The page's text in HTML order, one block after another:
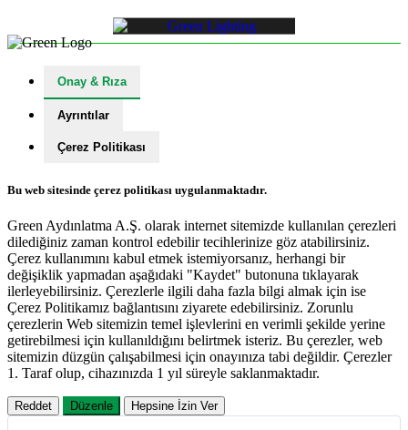
Onay & Rıza
Ayrıntılar
Çerez Politikası
Bu web sitesinde çerez politikası uygulanmaktadır.
Green Aydınlatma A.Ş. olarak internet sitemizde kullanılan çerezleri
dilediğiniz zaman kontrol edebilir tecihlerinize göz atabilirsiniz.
Çerez kullanımını kabul etmek istemiyorsanız, herhangi bir
değişiklik yapmadan aşağıdaki "Kaydet" butonuna tıklayarak
ilerleyebilirsiniz. Çerezlerle ilgili daha fazla bilgi almak için ise
Çerez Politikamız bağlantısını ziyarete edebilirsiniz. Zorunlu
çerezlerin Web sitemizin temel işlevlerini en verimli şekilde yerine
getirebilmesi için kullanıldığını belirtmek isteriz. Bu çerezler, web
sitemizin düzgün çalışabilmesi için onayınıza tabi değildir. Çerezler
1. Taraf olup, cihazınızda 1 yıl süreyle saklanmaktadır.
Reddet Düzenle Hepsine İzin Ver